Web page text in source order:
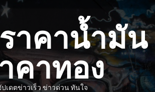
าคาน้ำมัน
คาทอง
ปเดตข่าวเร็ว ข่าวด่วน ทันใจ